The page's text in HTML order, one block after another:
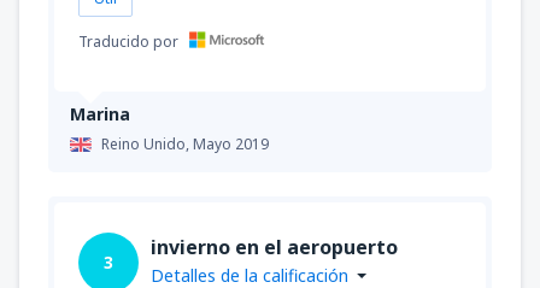
Marina
Reino Unido,Mayo 2019
Traducido por
3
invierno en el aeropuerto
Detalles de la calificación